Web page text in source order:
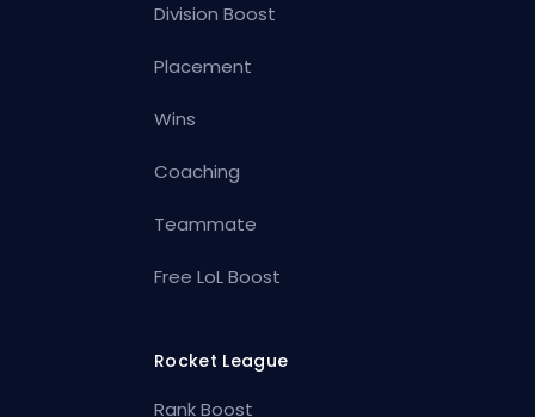
Division Boost
Placement
Wins
Coaching
Teammate
Free LoL Boost
Rocket League
Rank Boost